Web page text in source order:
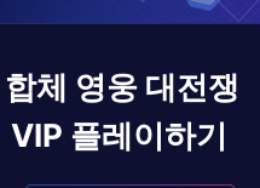
합체 영웅 대전쟁
VIP 플레이하기